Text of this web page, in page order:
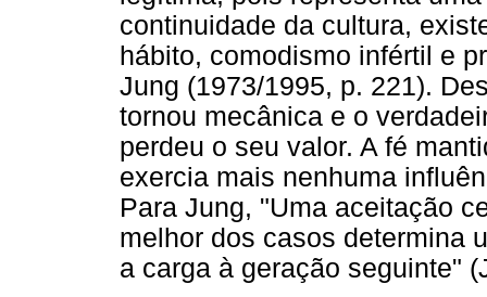
continuidade da cultura,
hábito, comodismo infértil e
Jung (1973/1995, p. 221).
tornou mecânica e o
perdeu o seu valor. A fé
exercia mais nenhuma
Para Jung, "Uma aceitação
melhor dos casos determina
a carga à geração seguinte"